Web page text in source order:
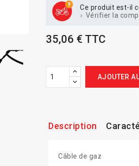
Ce produit est-il
Vérifier la
35,06 € TTC
AJOUTER
Description
Câble de gaz